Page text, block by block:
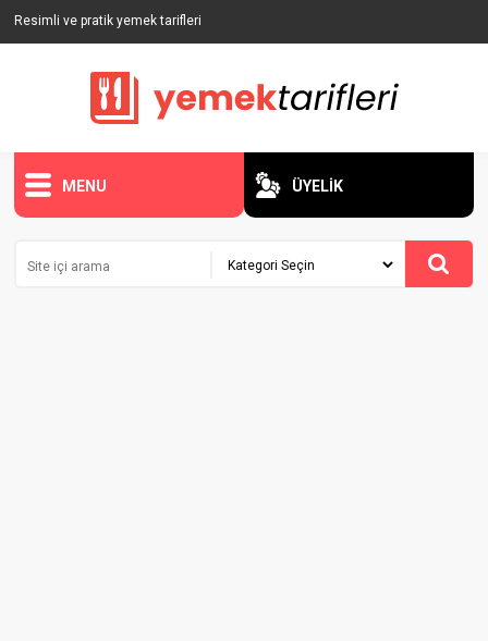
Resimli ve pratik yemek tarifleri
MENU ÜYELİK